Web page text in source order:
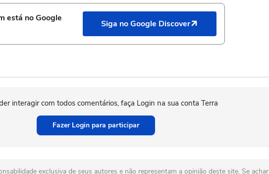
está no Google
Siga no Google Discover
interagir com todos comentários, faça Login na sua conta Terra
Fazer Login para participar
exclusiva de seus autores e não representam a opinião deste site. Se achar